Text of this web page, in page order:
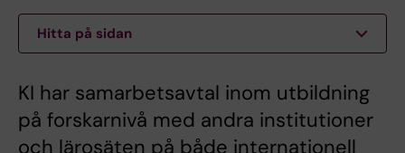
Hitta på sidan
KI har samarbetsavtal inom utbildning
på forskarnivå med andra institutioner
och lärosäten på både internationell